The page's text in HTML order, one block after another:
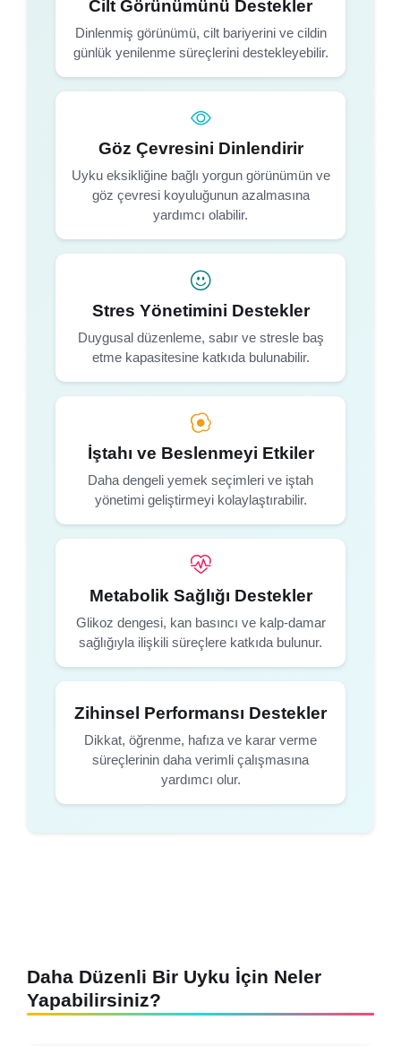
Cilt Görünümünü Destekler
Dinlenmiş görünümü, cilt bariyerini ve cildin
günlük yenilenme süreçlerini destekleyebilir.
Göz Çevresini Dinlendirir
Uyku eksikliğine bağlı yorgun görünümün ve
göz çevresi koyuluğunun azalmasına
yardımcı olabilir.
Stres Yönetimini Destekler
Duygusal düzenleme, sabır ve stresle baş
etme kapasitesine katkıda bulunabilir.
İştahı ve Beslenmeyi Etkiler
Daha dengeli yemek seçimleri ve iştah
yönetimi geliştirmeyi kolaylaştırabilir.
Metabolik Sağlığı Destekler
Glikoz dengesi, kan basıncı ve kalp-damar
sağlığıyla ilişkili süreçlere katkıda bulunur.
Zihinsel Performansı Destekler
Dikkat, öğrenme, hafıza ve karar verme
süreçlerinin daha verimli çalışmasına
yardımcı olur.
Daha Düzenli Bir Uyku İçin Neler
Yapabilirsiniz?